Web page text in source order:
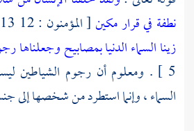
نطفة في قرار مكين[ المؤمنون : 12 13 ] . وقال تعالى :
زينا السماء الدنيا بمصابيح وجعلناها
5 ] . ومعلوم أن رجوم الشياطين
السماء ، وإنما استطرد من شخصها إلى